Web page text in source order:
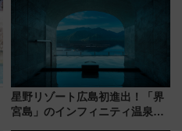
星野リゾート広島初進出！「界
宮島」のインフィニティ温泉と